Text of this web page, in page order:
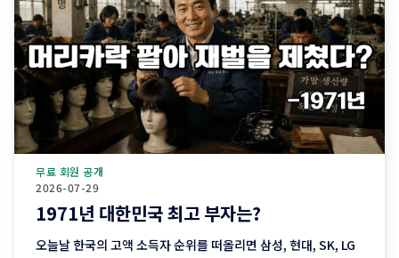
2026-07-29
무료 회원 공개
1971년 대한민국 최고 부자는?
오늘날 한국의 고액 소득자 순위를 떠올리면 삼성, 현대, SK, LG